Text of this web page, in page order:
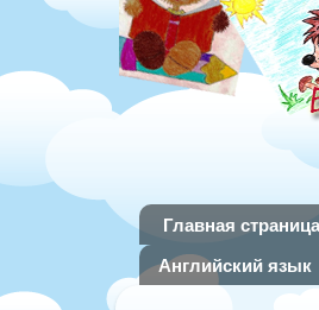
Главная страница
Английский язык